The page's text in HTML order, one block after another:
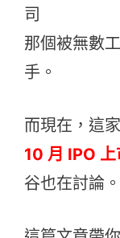
司
那個被無數
手。
而現在，這
10 月 IPO 上
谷也在討論。